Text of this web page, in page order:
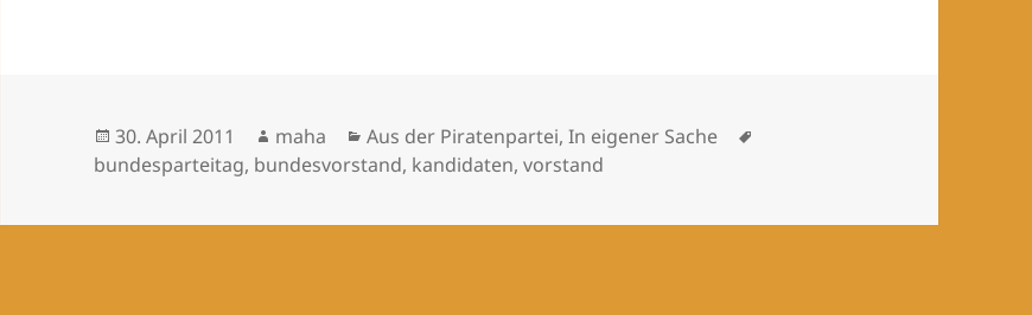
Veröffentlicht
am
30. April 2011 Autor
maha Kategorien
Aus der Piratenpartei,In eigener Sache
bundesparteitag, bundesvorstand, kandidaten,vorstand